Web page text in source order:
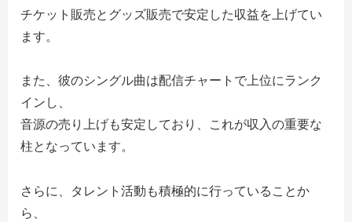
チケット販売とグッズ販売で安定した収益を上げてい
ます。
また、彼のシングル曲は配信チャートで上位にランク
インし、
音源の売り上げも安定しており、これが収入の重要な
柱となっています。
さらに、タレント活動も積極的に行っていることか
ら、